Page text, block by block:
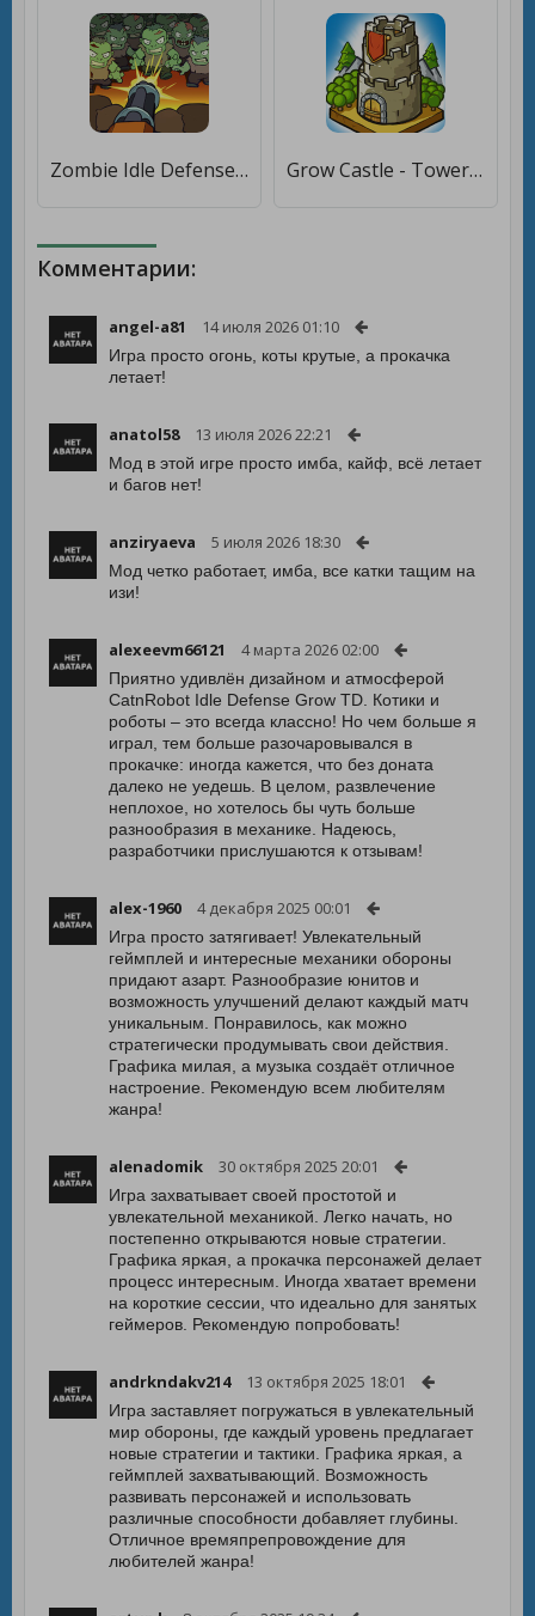
Zombie Idle Defense [Много монет] Grow Castle - Tower Defense [Мод меню]
Комментарии:
angel-a81 14 июля 2026 01:10
Игра просто огонь, коты крутые, а прокачка
летает!
anatol58 13 июля 2026 22:21
Мод в этой игре просто имба, кайф, всё летает
и багов нет!
anziryaeva 5 июля 2026 18:30
Мод четко работает, имба, все катки тащим на
изи!
alexeevm66121 4 марта 2026 02:00
Приятно удивлён дизайном и атмосферой
CatnRobot Idle Defense Grow TD. Котики и
роботы – это всегда классно! Но чем больше я
играл, тем больше разочаровывался в
прокачке: иногда кажется, что без доната
далеко не уедешь. В целом, развлечение
неплохое, но хотелось бы чуть больше
разнообразия в механике. Надеюсь,
разработчики прислушаются к отзывам!
alex-1960 4 декабря 2025 00:01
Игра просто затягивает! Увлекательный
геймплей и интересные механики обороны
придают азарт. Разнообразие юнитов и
возможность улучшений делают каждый матч
уникальным. Понравилось, как можно
стратегически продумывать свои действия.
Графика милая, а музыка создаёт отличное
настроение. Рекомендую всем любителям
жанра!
alenadomik 30 октября 2025 20:01
Игра захватывает своей простотой и
увлекательной механикой. Легко начать, но
постепенно открываются новые стратегии.
Графика яркая, а прокачка персонажей делает
процесс интересным. Иногда хватает времени
на короткие сессии, что идеально для занятых
геймеров. Рекомендую попробовать!
andrkndakv214 13 октября 2025 18:01
Игра заставляет погружаться в увлекательный
мир обороны, где каждый уровень предлагает
новые стратегии и тактики. Графика яркая, а
геймплей захватывающий. Возможность
развивать персонажей и использовать
различные способности добавляет глубины.
Отличное времяпрепровождение для
любителей жанра!